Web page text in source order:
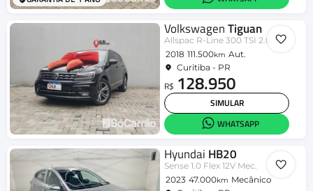
VolkswagenTiguan
Allspac R-Line 300 TSI 2.0
2018 111.500km Aut.
Curitiba - PR
R$ 128.950
SIMULAR
WHATSAPP
Hyundai HB20
Sense 1.0 Flex 12V Mec.
2023 47.000km Mecânico